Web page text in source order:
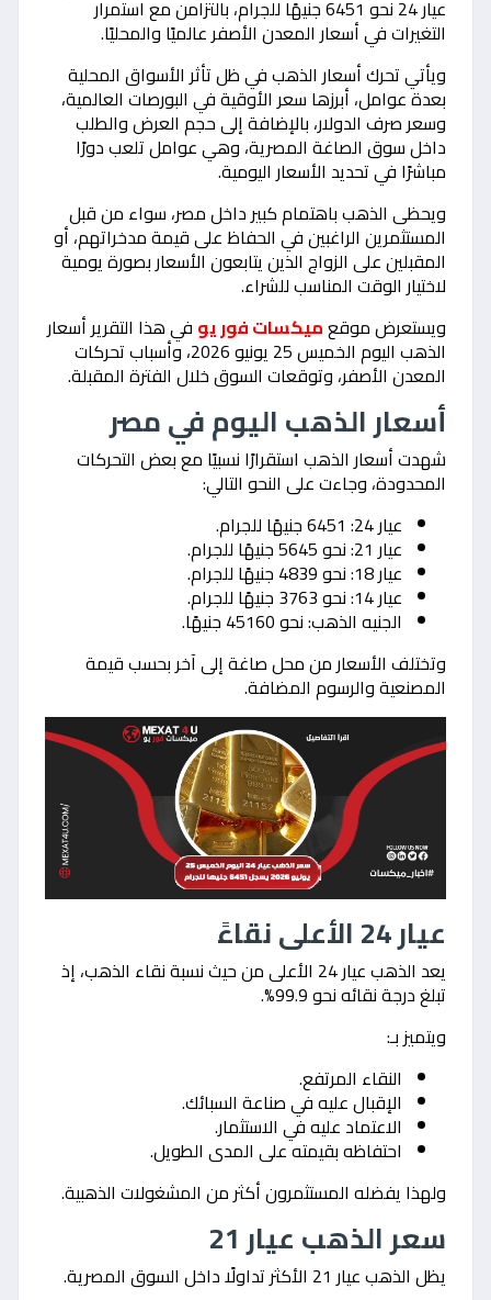
عيار 24 نحو 6451 جنيهًا للجرام، بالتزامن مع استمرار
التغيرات في أسعار المعدن الأصفر عالميًا والمحليًا.
ويأتي تحرك أسعار الذهب في ظل تأثر الأسواق المحلية
بعدة عوامل، أبرزها سعر الأوقية في البورصات العالمية،
وسعر صرف الدولار، بالإضافة إلى حجم العرض والطلب
داخل سوق الصاغة المصرية، وهي عوامل تلعب دورًا
مباشرًا في تحديد الأسعار اليومية.
ويحظى الذهب باهتمام كبير داخل مصر، سواء من قبل
المستثمرين الراغبين في الحفاظ على قيمة مدخراتهم، أو
المقبلين على الزواج الذين يتابعون الأسعار بصورة يومية
لاختيار الوقت المناسب للشراء.
ويستعرض موقعميكسات فور يو في هذا التقرير أسعار
الذهب اليوم الخميس 25 يونيو 2026، وأسباب تحركات
المعدن الأصفر، وتوقعات السوق خلال الفترة المقبلة.
أسعار الذهب اليوم في مصر
شهدت أسعار الذهب استقرارًا نسبيًا مع بعض التحركات
المحدودة، وجاءت على النحو التالي:
عيار 24: 6451 جنيهًا للجرام.
عيار 21: نحو 5645 جنيهًا للجرام.
عيار 18: نحو 4839 جنيهًا للجرام.
عيار 14: نحو 3763 جنيهًا للجرام.
الجنيه الذهب: نحو 45160 جنيهًا.
وتختلف الأسعار من محل صاغة إلى آخر بحسب قيمة
المصنعية والرسوم المضافة.
عيار 24 الأعلى نقاءً
يعد الذهب عيار 24 الأعلى من حيث نسبة نقاء الذهب، إذ
تبلغ درجة نقائه نحو 99.9%.
ويتميز بـ:
النقاء المرتفع.
الإقبال عليه في صناعة السبائك.
الاعتماد عليه في الاستثمار.
احتفاظه بقيمته على المدى الطويل.
ولهذا يفضله المستثمرون أكثر من المشغولات الذهبية.
سعر الذهب عيار 21
يظل الذهب عيار 21 الأكثر تداولًا داخل السوق المصرية.